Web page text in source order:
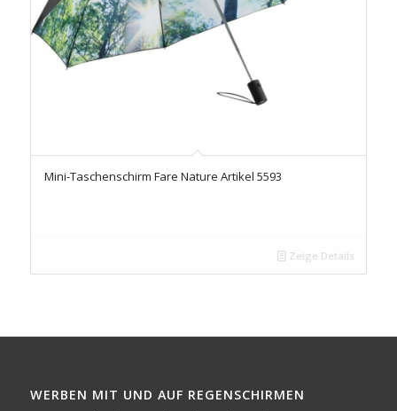
Mini-Taschenschirm Fare Nature Artikel 5593
Zeige Details
WERBEN MIT UND AUF REGENSCHIRMEN